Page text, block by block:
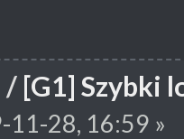
/ [G1] Szybki
11-28, 16:59 »